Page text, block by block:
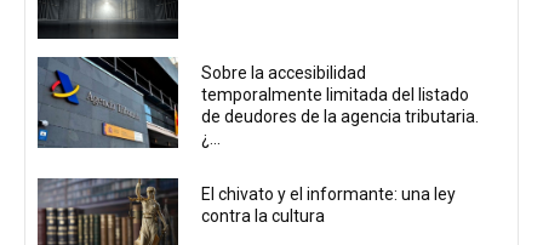
Sobre la accesibilidad
temporalmente limitada del listado
de deudores de la agencia tributaria.
¿...
El chivato y el informante: una ley
contra la cultura